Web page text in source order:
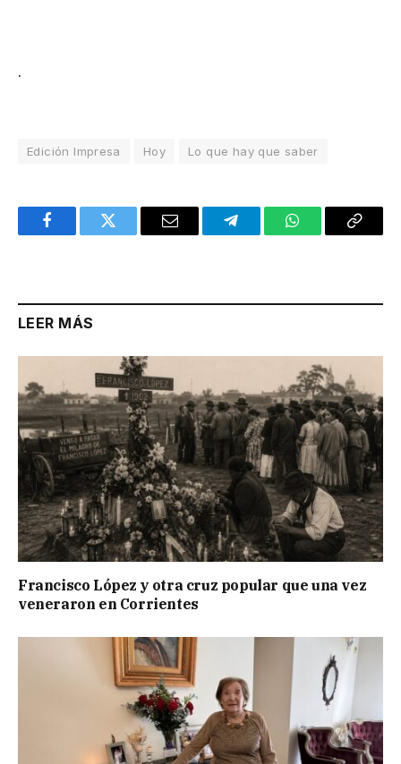
.
Edición Impresa Hoy Lo que hay que saber
FacebookTwitter Email TelegramWhatsAppCopy
LEER MÁS
Francisco López y otra cruz popular que una vez
veneraron en Corrientes